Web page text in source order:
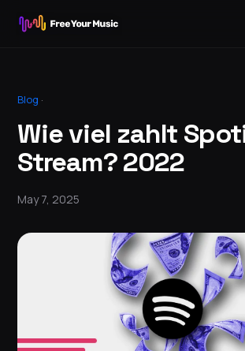
Blog ·
Wie viel zahlt
Stream? 2022
May 7, 2025